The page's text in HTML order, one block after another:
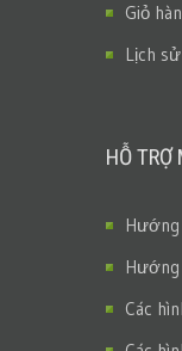
Giỏ
Lịch
HỖ TRỢ
Các